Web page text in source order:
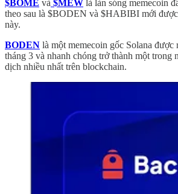
$BOME và $MEW là làn sóng memecoin
theo sau là $BODEN và $HABIBI mới
này.
BODEN là một memecoin gốc Solana được
tháng 3 và nhanh chóng trở thành một trong
dịch nhiều nhất trên blockchain.